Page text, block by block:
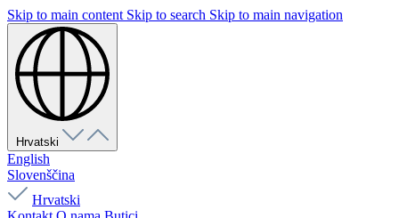
Skip to main content Skip to search Skip to main navigation
Hrvatski
English
Slovenščina
Hrvatski